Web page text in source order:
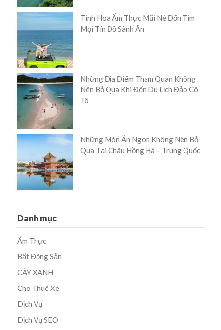
Tinh Hoa Ẩm Thực Mũi Né Đốn Tim
Mọi Tín Đồ Sành Ăn
Những Địa Điểm Tham Quan Không
Nên Bỏ Qua Khi Đến Du Lịch Đảo Cô
Tô
Những Món Ăn Ngon Không Nên Bỏ
Qua Tại Châu Hồng Hà – Trung Quốc
Danh mục
Ẩm Thực
Bất Động Sản
CÂY XANH
Cho Thuê Xe
Dịch Vụ
Dịch Vụ SEO